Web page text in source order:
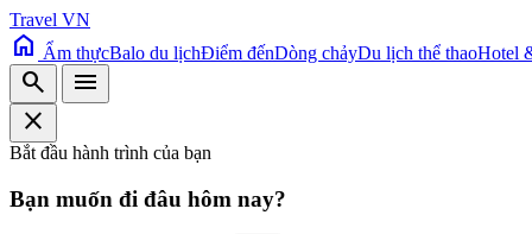
Travel VN
home Ẩm thựcBalo du lịchĐiểm đếnDòng chảyDu lịch thể thaoHotel
search
menu
close
Bắt đầu hành trình của bạn
Bạn muốn đi đâu hôm nay?